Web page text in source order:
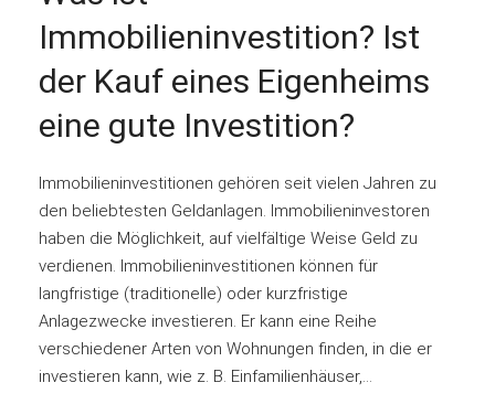
Immobilieninvestition? Ist
der Kauf eines Eigenheims
eine gute Investition?
Immobilieninvestitionen gehören seit vielen Jahren zu
den beliebtesten Geldanlagen. Immobilieninvestoren
haben die Möglichkeit, auf vielfältige Weise Geld zu
verdienen. Immobilieninvestitionen können für
langfristige (traditionelle) oder kurzfristige
Anlagezwecke investieren. Er kann eine Reihe
verschiedener Arten von Wohnungen finden, in die er
investieren kann, wie z. B. Einfamilienhäuser,...